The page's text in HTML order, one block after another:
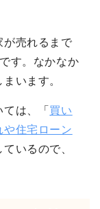
が売れるまで
す。なかなか
います。
は、「 買い
住宅ローン
いるので、